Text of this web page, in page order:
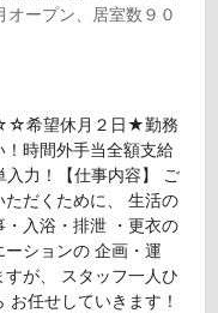
ープン、居室数９０
希望休月２日★勤務
時間外手当全額支給
入力！【仕事内容】 ご
ただくために、 生活の
入浴・排泄 ・更衣の
ションの 企画・運
が、 スタッフ一人ひ
任せしていきます！